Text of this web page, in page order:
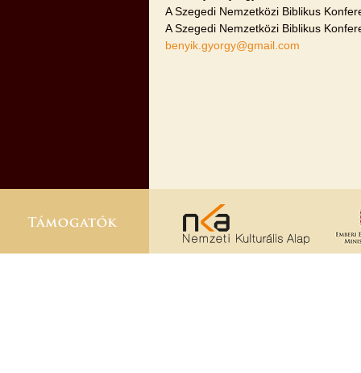
A Szegedi Nemzetközi Biblikus
A Szegedi Nemzetközi Biblikus
benyik.gyorgy@gmail.com